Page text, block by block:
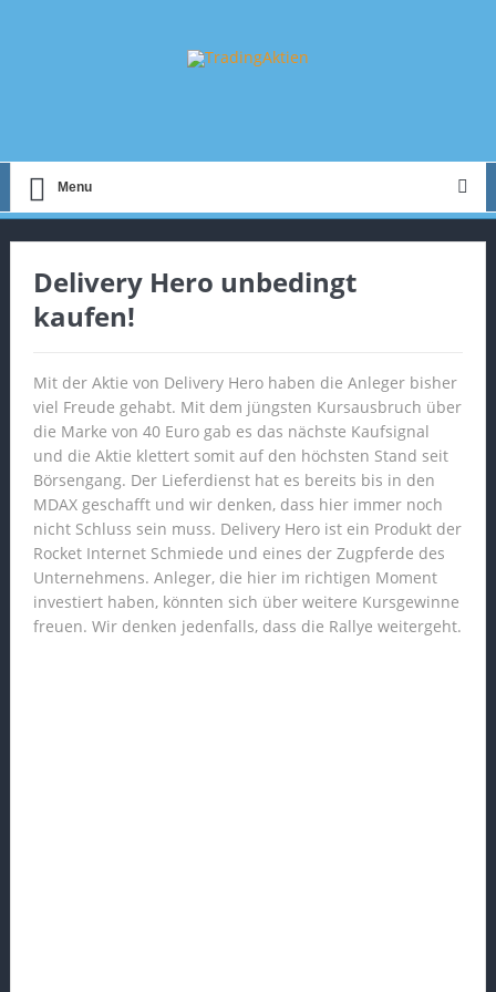
Menu
Delivery Hero unbedingt
kaufen!
Mit der Aktie von Delivery Hero haben die Anleger bisher
viel Freude gehabt. Mit dem jüngsten Kursausbruch über
die Marke von 40 Euro gab es das nächste Kaufsignal
und die Aktie klettert somit auf den höchsten Stand seit
Börsengang. Der Lieferdienst hat es bereits bis in den
MDAX geschafft und wir denken, dass hier immer noch
nicht Schluss sein muss. Delivery Hero ist ein Produkt der
Rocket Internet Schmiede und eines der Zugpferde des
Unternehmens. Anleger, die hier im richtigen Moment
investiert haben, könnten sich über weitere Kursgewinne
freuen. Wir denken jedenfalls, dass die Rallye weitergeht.